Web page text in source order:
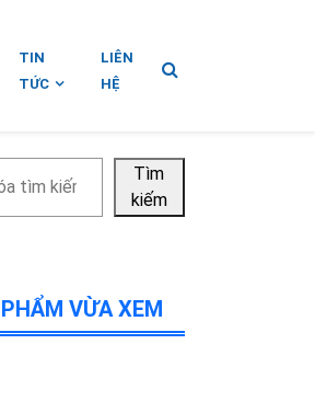
TIN
TỨC
LIÊN
HỆ
Tìm
kiếm
VỪA XEM